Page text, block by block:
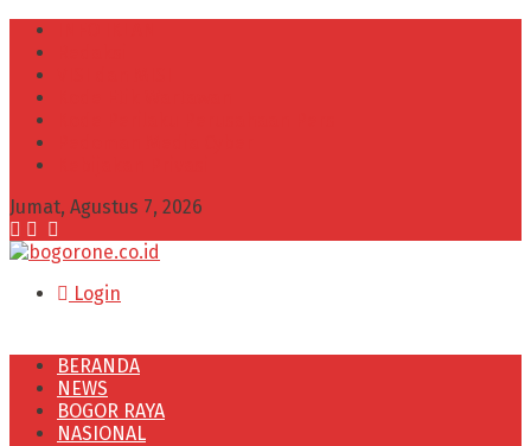
Jumat, Agustus 7, 2026
Login
BERANDA
NEWS
BOGOR RAYA
NASIONAL